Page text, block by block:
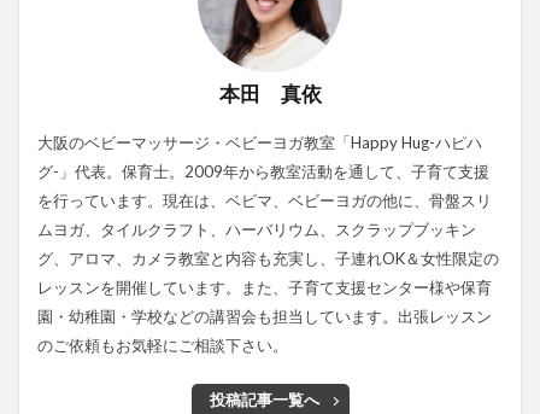
本田 真依
大阪のベビーマッサージ・ベビーヨガ教室「Happy Hug-ハピハ
グ-」代表。保育士。2009年から教室活動を通して、子育て支援
を行っています。現在は、ベビマ、ベビーヨガの他に、骨盤スリ
ムヨガ、タイルクラフト、ハーバリウム、スクラップブッキン
グ、アロマ、カメラ教室と内容も充実し、子連れOK＆女性限定の
レッスンを開催しています。また、子育て支援センター様や保育
園・幼稚園・学校などの講習会も担当しています。出張レッスン
のご依頼もお気軽にご相談下さい。
投稿記事一覧へ